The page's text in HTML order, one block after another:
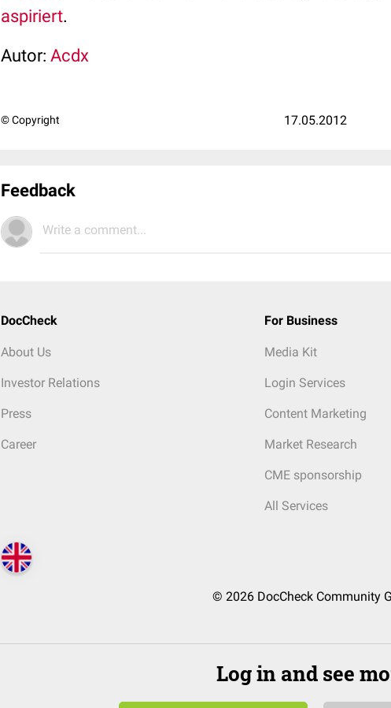
aspiriert.
Autor: Acdx
© Copyright 17.05.2012
Feedback
Write a comment...
DocCheck
About Us
Investor Relations
Press
Career
For Business
Media Kit
Login Services
Content Marketing
Market Research
CME sponsorship
All Services
© 2026 DocCheck Community
Log in and see